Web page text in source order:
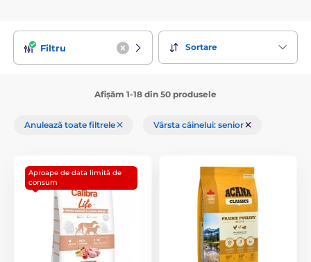
Filtru Sortare
Afișăm 1-18 din 50 produsele
Anulează toate filtrele Vârsta câinelui: senior
Aproape de data limită de
consum